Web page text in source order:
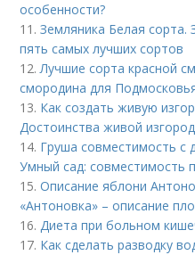
особенности?
11.Земляника Белая сорта.
пять самых лучших сортов
12.Лучшие сорта красной
смородина для
13. Как создать живую
Достоинства живой
14. Груша совместимость с
Умный сад: совместимость
15.Описание яблони
«Антоновка» – описание
16.Диета при больном
17. Как сделать разводку